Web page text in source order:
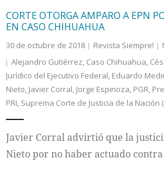
Colaboradores
Internacional
CORTE OTORGA AMPARO A EPN
EN CASO CHIHUAHUA
30 de octubre de 2018 Revista Siempre!
Alejandro Gutiérrez, Caso Chihuahua,
Jurídico del Ejecutivo Federal, Eduardo
Nieto, Javier Corral, Jorge Espinoza, PGR,
PRI, Suprema Corte de Justicia de la Nación
Javier Corral advirtió que la
Nieto por no haber actuado